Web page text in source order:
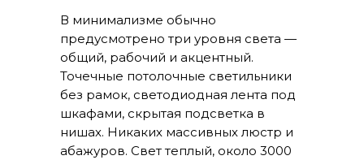
В минимализме обычно
предусмотрено три уровня света —
общий, рабочий и акцентный.
Точечные потолочные светильники
без рамок, светодиодная лента под
шкафами, скрытая подсветка в
нишах. Никаких массивных люстр и
абажуров. Свет теплый, около 3000